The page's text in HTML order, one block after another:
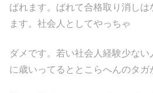
ばれます。ばれて合格取り消し
ます。社会人としてやっちゃ
ダメです。若い社会人経験少な
に歳いってるととこらへんのタガ